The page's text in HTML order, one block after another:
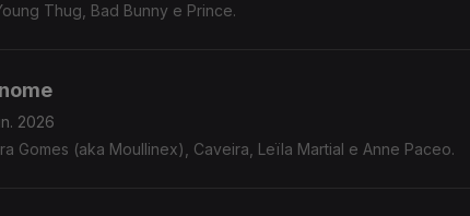
Thug, Bad Bunny e Prince.
2026
Gomes (aka Moullinex), Caveira, Leïla Martial e Anne Paceo.